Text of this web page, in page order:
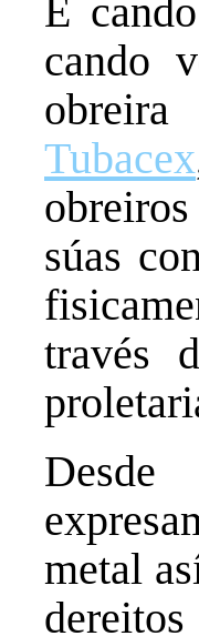
É
cando
Tubacex
súas
través
metal